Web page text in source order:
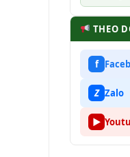
THEO
f
Z Zalo
▶